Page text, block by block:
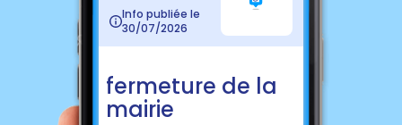
Info publiée le
30/07/2026
fermeture de la
mairie